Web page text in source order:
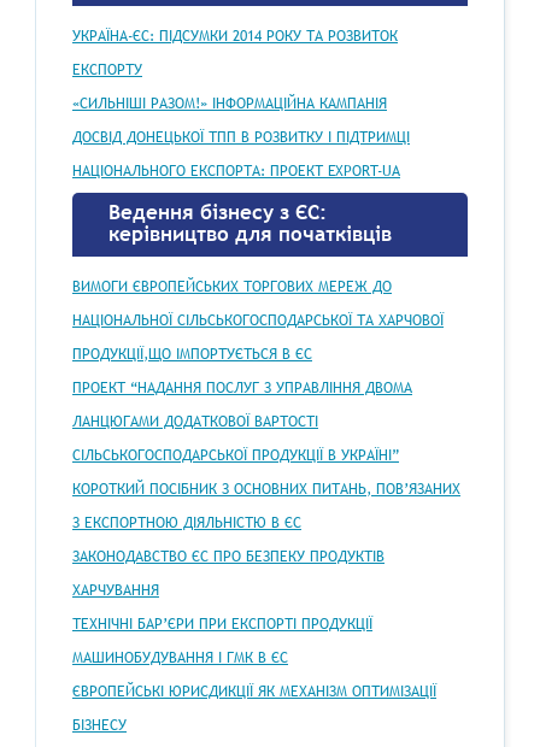
УКРАЇНА-ЄС: ПІДСУМКИ 2014 РОКУ ТА РОЗВИТОК
ЕКСПОРТУ
«СИЛЬНІШІ РАЗОМ!» ІНФОРМАЦІЙНА КАМПАНІЯ
ДОСВІД ДОНЕЦЬКОЇ ТПП В РОЗВИТКУ І ПІДТРИМЦІ
НАЦІОНАЛЬНОГО ЕКСПОРТА: ПРОЕКТ EXPORT-UA
Ведення бізнесу з ЄС:
керівництво для початківців
ВИМОГИ ЄВРОПЕЙСЬКИХ ТОРГОВИХ МЕРЕЖ ДО
НАЦІОНАЛЬНОЇ СІЛЬСЬКОГОСПОДАРСЬКОЇ ТА ХАРЧОВОЇ
ПРОДУКЦІЇ,ЩО ІМПОРТУЄТЬСЯ В ЄС
ПРОЕКТ “НАДАННЯ ПОСЛУГ З УПРАВЛІННЯ ДВОМА
ЛАНЦЮГАМИ ДОДАТКОВОЇ ВАРТОСТІ
СІЛЬСЬКОГОСПОДАРСЬКОЇ ПРОДУКЦІЇ В УКРАЇНІ”
КОРОТКИЙ ПОСІБНИК З ОСНОВНИХ ПИТАНЬ, ПОВ’ЯЗАНИХ
З ЕКСПОРТНОЮ ДІЯЛЬНІСТЮ В ЄС
ЗАКОНОДАВСТВО ЄС ПРО БЕЗПЕКУ ПРОДУКТІВ
ХАРЧУВАННЯ
ТЕХНІЧНІ БАР’ЄРИ ПРИ ЕКСПОРТІ ПРОДУКЦІЇ
МАШИНОБУДУВАННЯ І ГМК В ЄС
ЄВРОПЕЙСЬКІ ЮРИСДИКЦІЇ ЯК МЕХАНІЗМ ОПТИМІЗАЦІЇ
БІЗНЕСУ